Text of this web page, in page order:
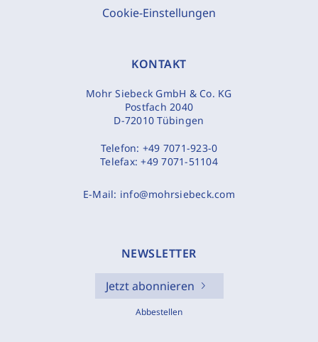
Cookie-Einstellungen
KONTAKT
Mohr Siebeck GmbH & Co. KG
Postfach 2040
D-72010 Tübingen
Telefon: +49 7071-923-0
Telefax:+49 7071-51104
E-Mail: info@mohrsiebeck.com
NEWSLETTER
Jetzt abonnieren
Abbestellen